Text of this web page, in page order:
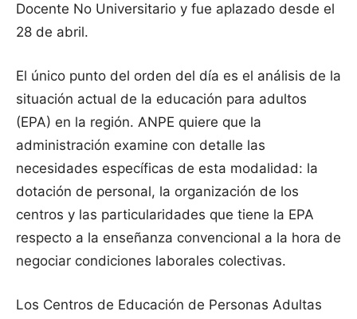
Docente No Universitario y fue aplazado desde el
28 de abril.
El único punto del orden del día es el análisis de la
situación actual de la educación para adultos
(EPA) en la región. ANPE quiere que la
administración examine con detalle las
necesidades específicas de esta modalidad: la
dotación de personal, la organización de los
centros y las particularidades que tiene la EPA
respecto a la enseñanza convencional a la hora de
negociar condiciones laborales colectivas.
Los Centros de Educación de Personas Adultas